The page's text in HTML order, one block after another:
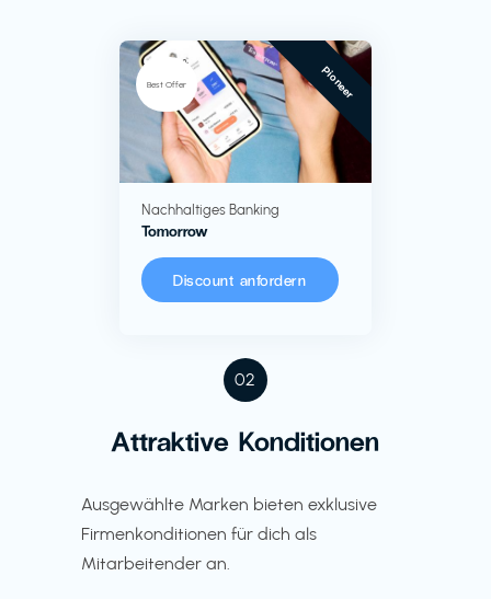
02
Attraktive Konditionen
Ausgewählte Marken bieten exklusive
Firmenkonditionen für dich als
Mitarbeitender an.
Best Offer Pioneer
Nachhaltiges Banking
Tomorrow
Discount anfordern